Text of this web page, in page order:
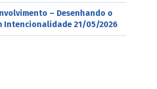
– Desenhando o
Intencionalidade 21/05/2026